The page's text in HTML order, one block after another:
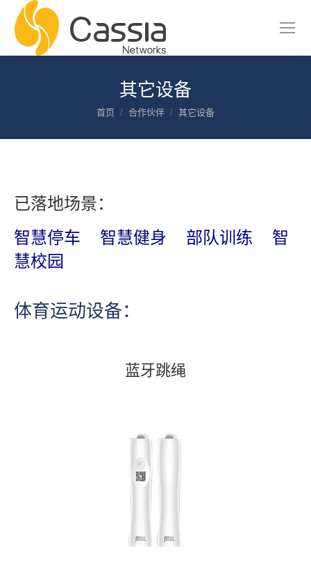
其它设备
您在这里：
首页 合作伙伴 其它设备
已落地场景：
智慧停车
智慧健身 部队训练
智
慧校园
体育运动设备：
蓝牙跳绳